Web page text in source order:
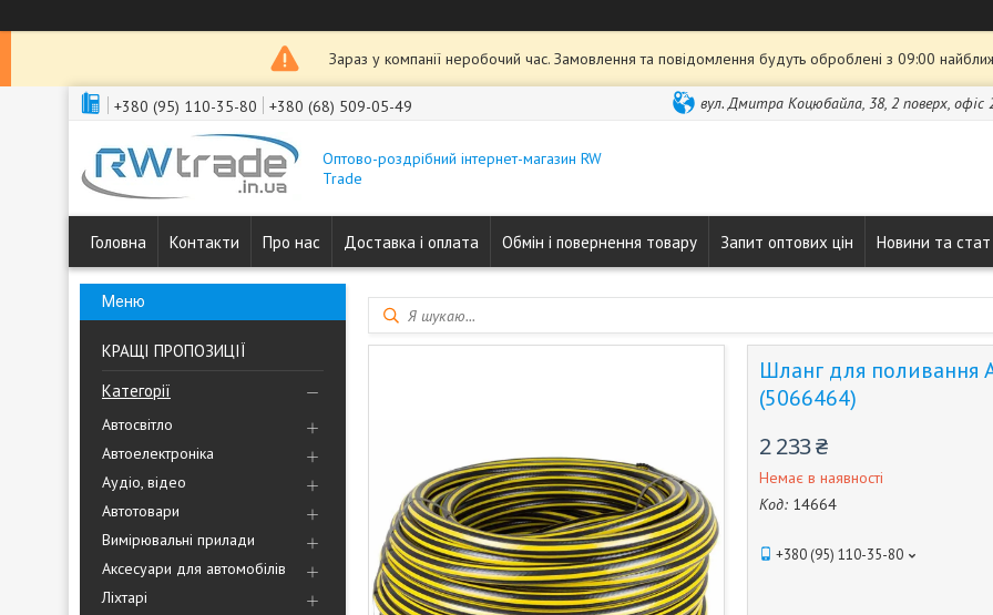
Зараз у компанії неробочий час. Замовлення та повідомлення будуть оброблені з 09:00
+380 (95) 110-35-80 +380 (68) 509-05-49 вул. Дмитра Коцюбайла, 38, 2 поверх, офіс
Оптово-роздрібний інтернет-магазин RW
Trade
Головна Контакти Про нас Доставка і оплата Обмін і повернення товару Запит оптових цін Новини та
КРАЩІ ПРОПОЗИЦІЇ
Категорії
Автосвітло
Автоелектроніка
Аудіо, відео
Автотовари
Вимірювальні прилади
Аксесуари для автомобілів
Ліхтарі
Шланг для поливання
(5066464)
2 233 ₴
Немає в наявності
Код: 14664
+380 (95) 110-35-80